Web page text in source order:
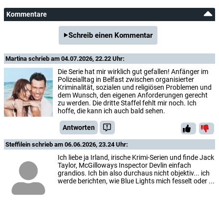
Kommentare
Schreib einen Kommentar
Martina schrieb am 04.07.2026, 22.22 Uhr:
Die Serie hat mir wirklich gut gefallen! Anfänger im
Polizeialltag in Belfast zwischen organisierter
Kriminalität, sozialen und religiösen Problemen und
dem Wunsch, den eigenen Anforderungen gerecht
zu werden. Die dritte Staffel fehlt mir noch. Ich
hoffe, die kann ich auch bald sehen.
Antworten
Steffilein schrieb am 06.06.2026, 23.24 Uhr:
Ich liebe ja Irland, irische Krimi-Serien und finde Jack
Taylor, McGilloways Inspector Devlin einfach
grandios. Ich bin also durchaus nicht objektiv... ich
werde berichten, wie Blue Lights mich fesselt oder ...